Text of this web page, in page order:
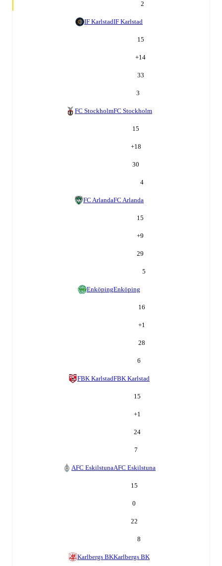
2
IF KarlstadIF Karlstad
15
+14
33
3
FC StockholmFC Stockholm
15
+18
30
4
FC ArlandaFC Arlanda
15
+9
29
5
EnköpingEnköping
16
+1
28
6
FBK KarlstadFBK Karlstad
15
+1
24
7
AFC EskilstunaAFC Eskilstuna
15
0
22
8
Karlbergs BKKarlbergs BK